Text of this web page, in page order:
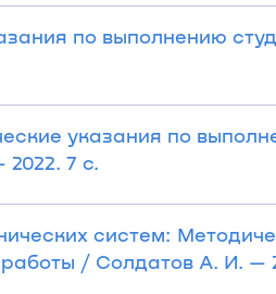
по выполнению
указания по
7 с.
систем:
/ Солдатов А. И. —